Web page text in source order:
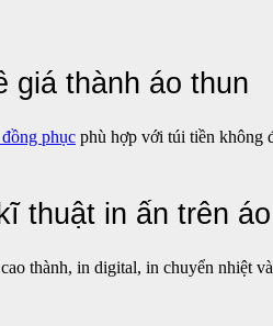
giá thành áo thun
phục phù hợp với túi tiền không
thuật in ấn trên áo
thành, in digital, in chuyển nhiệt